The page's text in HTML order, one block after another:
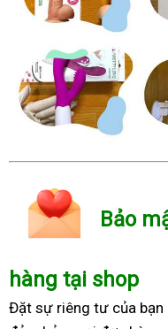
Bảo
hàng tại shop
Đặt sự riêng tư của bạn